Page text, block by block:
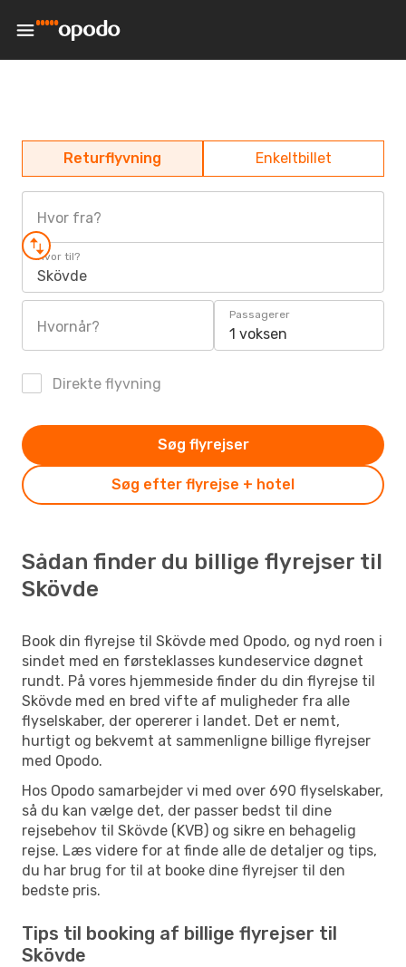
Returflyvning Enkeltbillet
Hvor fra?
Hvor til?
Skövde
Hvornår?
Passagerer
1 voksen
Direkte flyvning
Søg efter flyrejse + hotel
Søg flyrejser
Sådan finder du billige flyrejser til
Skövde
Book din flyrejse til Skövde med Opodo, og nyd roen i
sindet med en førsteklasses kundeservice døgnet
rundt. På vores hjemmeside finder du din flyrejse til
Skövde med en bred vifte af muligheder fra alle
flyselskaber, der opererer i landet. Det er nemt,
hurtigt og bekvemt at sammenligne billige flyrejser
med Opodo.
Hos Opodo samarbejder vi med over 690 flyselskaber,
så du kan vælge det, der passer bedst til dine
rejsebehov til Skövde (KVB) og sikre en behagelig
rejse. Læs videre for at finde alle de detaljer og tips,
du har brug for til at booke dine flyrejser til den
bedste pris.
Tips til booking af billige flyrejser til
Skövde